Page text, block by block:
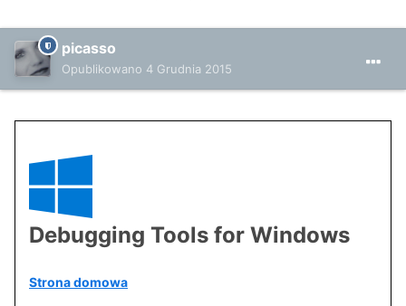
picasso
Opublikowano 4 Grudnia 2015
Debugging Tools for Windows
Strona domowa